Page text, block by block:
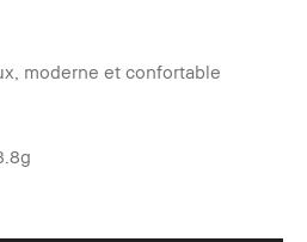
moderne et confortable